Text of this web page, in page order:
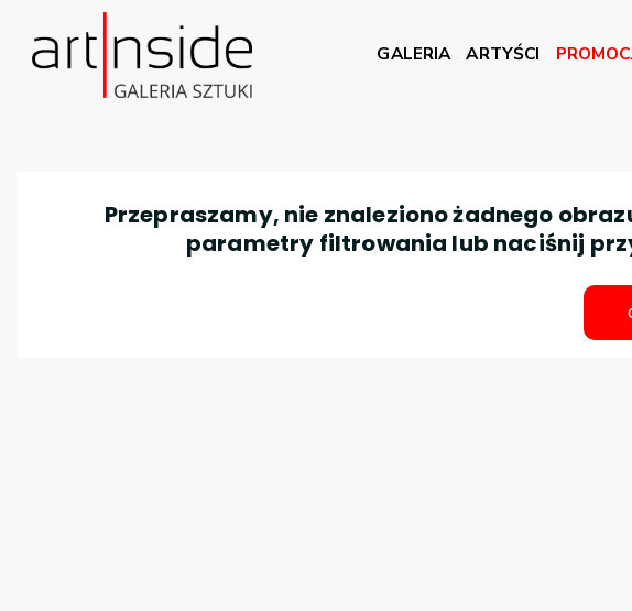
GALERIA ARTYŚCI
Przepraszamy, nie znaleziono żadnego
parametry filtrowania lub naciśnij